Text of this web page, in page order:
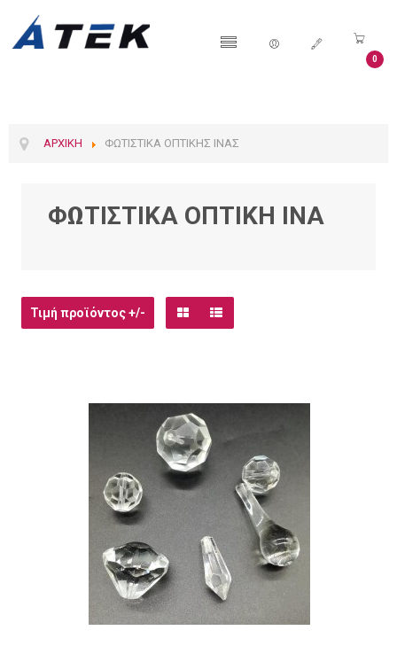
0
ΑΡΧΙΚΉ ΦΩΤΙΣΤΙΚΆ ΟΠΤΙΚΉΣ ΊΝΑΣ
ΦΩΤΙΣΤΙΚΆ ΟΠΤΙΚΉ ΊΝΑ
Τιμή προϊόντος +/-